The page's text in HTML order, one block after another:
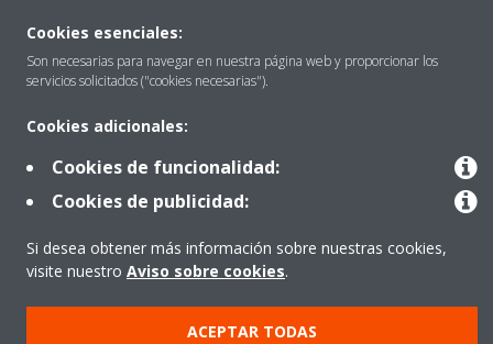
Destacados
Contactar con Daikin
Copyright © Daikin
Cookies esenciales:
Son necesarias para navegar en nuestra página web y proporcionar los
servicios solicitados ("cookies necesarias").
Cookies adicionales:
Cookies de funcionalidad:
Cookies de publicidad:
Si desea obtener más información sobre nuestras cookies,
visite nuestro Aviso sobre cookies.
ACEPTAR TODAS